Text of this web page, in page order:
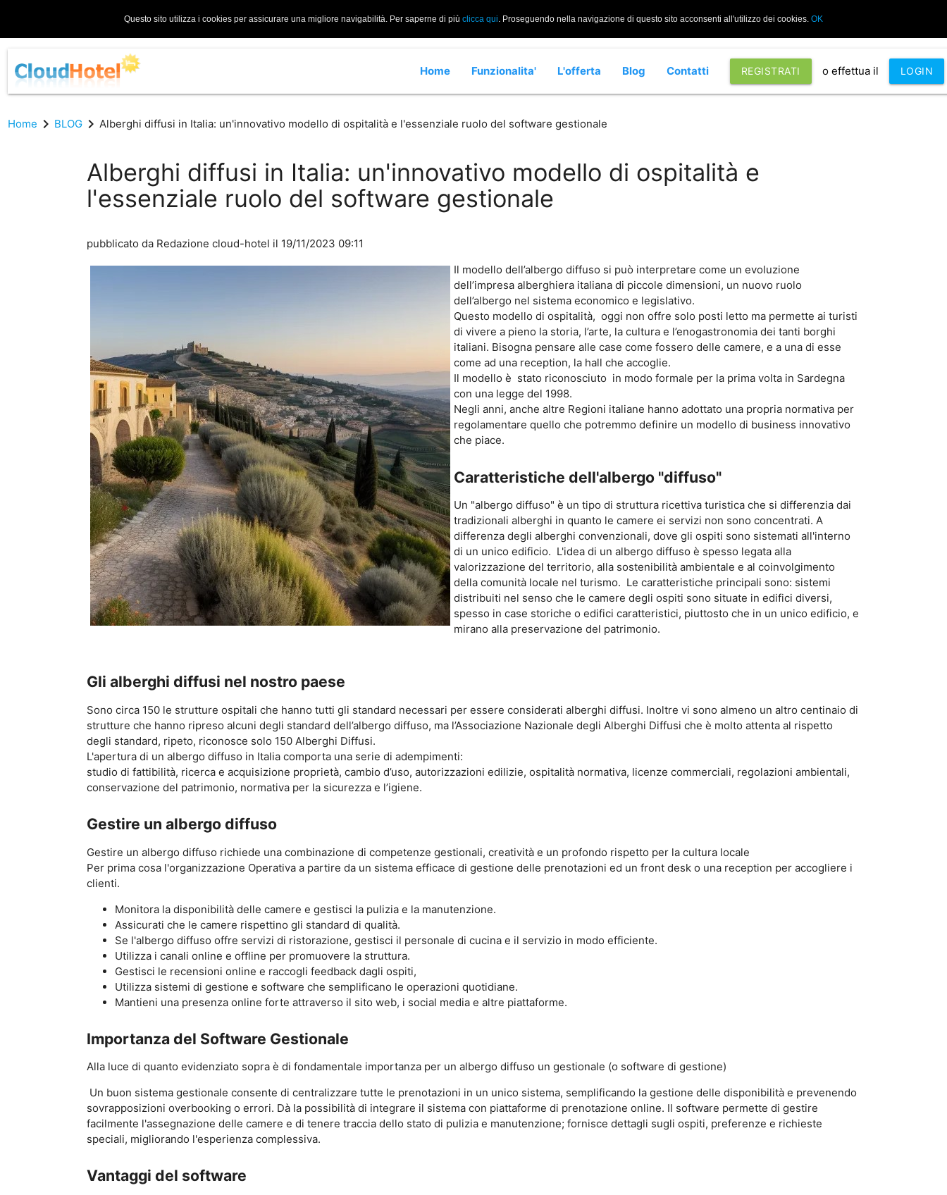
Questo sito utilizza i cookies per assicurare una migliore navigabilità. Per saperne di più clicca qui. Proseguendo nella navigazione di questo sito acconsenti all'utilizzo dei cookies. OK
REGISTRATI o effettua il LOGIN
Home Funzionalita' L'offerta Blog Contatti
Home chevron_right BLOG chevron_rightAlberghi diffusi in Italia: un'innovativo modello di ospitalità e l'essenziale ruolo del software gestionale
Alberghi diffusi in Italia: un'innovativo modello di ospitalità e
l'essenziale ruolo del software gestionale
pubblicato da Redazione cloud-hotel il 19/11/2023 09:11
Il modello dell’albergo diffuso si può interpretare come un evoluzione
dell’impresa alberghiera italiana di piccole dimensioni, un nuovo ruolo
dell’albergo nel sistema economico e legislativo.
Questo modello di ospitalità, oggi non offre solo posti letto ma permette ai turisti
di vivere a pieno la storia, l’arte, la cultura e l’enogastronomia dei tanti borghi
italiani. Bisogna pensare alle case come fossero delle camere, e a una di esse
come ad una reception, la hall che accoglie.
Il modello è stato riconosciuto in modo formale per la prima volta in Sardegna
con una legge del 1998.
Negli anni, anche altre Regioni italiane hanno adottato una propria normativa per
regolamentare quello che potremmo definire un modello di business innovativo
che piace.
Caratteristiche dell'albergo "diffuso"
Un "albergo diffuso" è un tipo di struttura ricettiva turistica che si differenzia dai
tradizionali alberghi in quanto le camere ei servizi non sono concentrati. A
differenza degli alberghi convenzionali, dove gli ospiti sono sistemati all'interno
di un unico edificio. L'idea di un albergo diffuso è spesso legata alla
valorizzazione del territorio, alla sostenibilità ambientale e al coinvolgimento
della comunità locale nel turismo. Le caratteristiche principali sono: sistemi
distribuiti nel senso che le camere degli ospiti sono situate in edifici diversi,
spesso in case storiche o edifici caratteristici, piuttosto che in un unico edificio, e
mirano alla preservazione del patrimonio.
Gli alberghi diffusi nel nostro paese
Sono circa 150 le strutture ospitali che hanno tutti gli standard necessari per essere considerati alberghi diffusi. Inoltre vi sono almeno un altro centinaio di
strutture che hanno ripreso alcuni degli standard dell’albergo diffuso, ma l’Associazione Nazionale degli Alberghi Diffusi che è molto attenta al rispetto
degli standard, ripeto, riconosce solo 150 Alberghi Diffusi.
L'apertura di un albergo diffuso in Italia comporta una serie di adempimenti:
studio di fattibilità, ricerca e acquisizione proprietà, cambio d’uso, autorizzazioni edilizie, ospitalità normativa, licenze commerciali, regolazioni ambientali,
conservazione del patrimonio, normativa per la sicurezza e l’igiene.
Gestire un albergo diffuso
Gestire un albergo diffuso richiede una combinazione di competenze gestionali, creatività e un profondo rispetto per la cultura locale
Per prima cosa l'organizzazione Operativa a partire da un sistema efficace di gestione delle prenotazioni ed un front desk o una reception per accogliere i
clienti.
Monitora la disponibilità delle camere e gestisci la pulizia e la manutenzione.
Assicurati che le camere rispettino gli standard di qualità.
Se l'albergo diffuso offre servizi di ristorazione, gestisci il personale di cucina e il servizio in modo efficiente.
Utilizza i canali online e offline per promuovere la struttura.
Gestisci le recensioni online e raccogli feedback dagli ospiti,
Utilizza sistemi di gestione e software che semplificano le operazioni quotidiane.
Mantieni una presenza online forte attraverso il sito web, i social media e altre piattaforme.
Importanza del Software Gestionale
Alla luce di quanto evidenziato sopra è di fondamentale importanza per un albergo diffuso un gestionale (o software di gestione)
Un buon sistema gestionale consente di centralizzare tutte le prenotazioni in un unico sistema, semplificando la gestione delle disponibilità e prevenendo
sovrapposizioni overbooking o errori. Dà la possibilità di integrare il sistema con piattaforme di prenotazione online. Il software permette di gestire
facilmente l'assegnazione delle camere e di tenere traccia dello stato di pulizia e manutenzione; fornisce dettagli sugli ospiti, preferenze e richieste
speciali, migliorando l'esperienza complessiva.
Vantaggi del software